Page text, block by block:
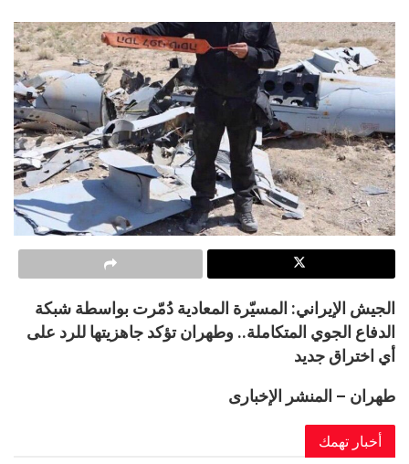
الجيش الإيراني: المسيّرة المعادية دُمّرت بواسطة شبكة
الدفاع الجوي المتكاملة.. وطهران تؤكد جاهزيتها للرد على
أي اختراق جديد
طهران – المنشر الإخبارى
أخبار تهمك